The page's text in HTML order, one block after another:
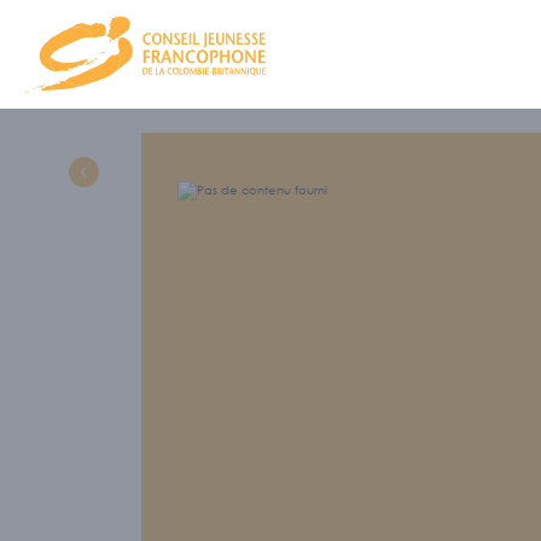
CJFCB